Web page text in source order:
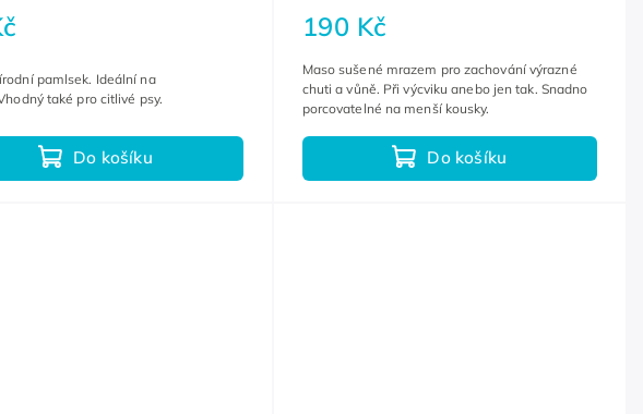
Do košíku
pamlsek. Ideální na
také pro citlivé psy.
190 Kč
Do košíku
Maso sušené mrazem pro zachování výrazné
chuti a vůně. Při výcviku anebo jen tak. Snadno
porcovatelné na menší kousky.